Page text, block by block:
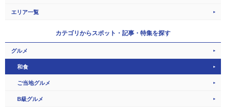
エリア一覧
カテゴリからスポット・記事・特集を探す
グルメ
和食
ご当地グルメ
B級グルメ